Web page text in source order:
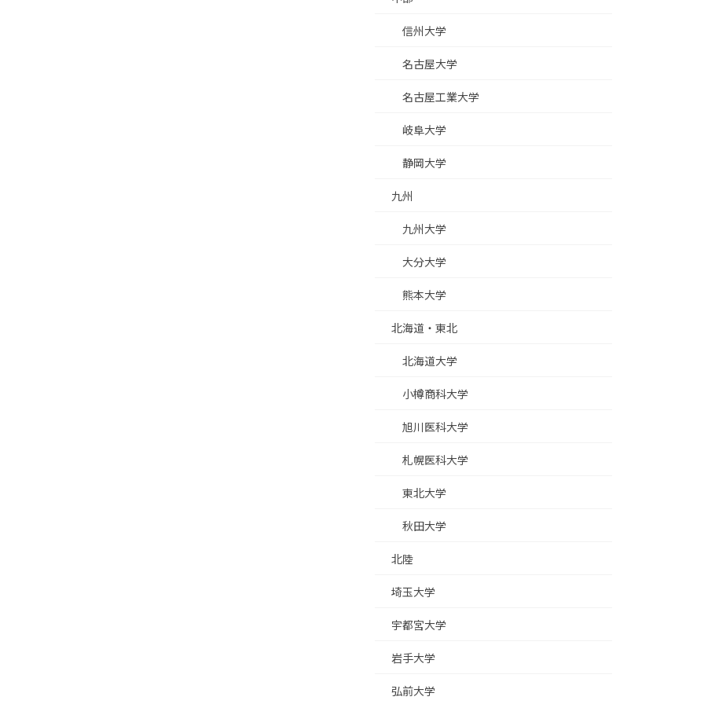
信州大学
名古屋大学
名古屋工業大学
岐阜大学
静岡大学
九州
九州大学
大分大学
熊本大学
北海道・東北
北海道大学
小樽商科大学
旭川医科大学
札幌医科大学
東北大学
秋田大学
北陸
埼玉大学
宇都宮大学
岩手大学
弘前大学